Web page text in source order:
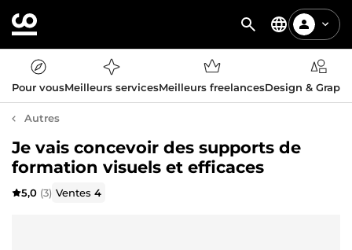
Pour vousMeilleurs servicesMeilleurs freelancesDesign &
Autres
Je vais concevoir des supports de
formation visuels et efficaces
5,0 (3) Ventes4